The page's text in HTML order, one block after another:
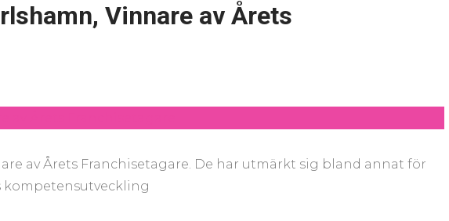
Vinnare av Årets
av Årets Franchisetagare. De har utmärkt sig bland annat för